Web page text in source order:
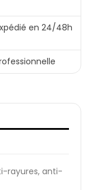
en 24/48h
rayures, anti-